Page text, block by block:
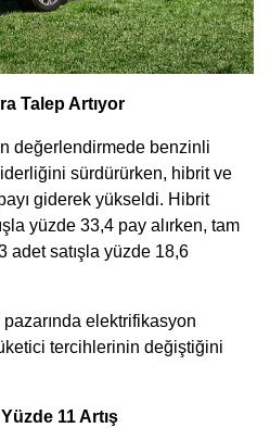
Talep Artıyor
değerlendirmede benzinli
sürdürürken, hibrit ve
giderek yükseldi. Hibrit
yüzde 33,4 pay alırken, tam
adet satışla yüzde 18,6
elektrifikasyon
tercihlerinin değiştiğini
11 Artış